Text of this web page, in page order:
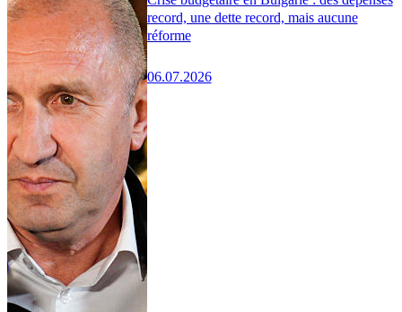
record, une dette record, mais aucune
réforme
06.07.2026